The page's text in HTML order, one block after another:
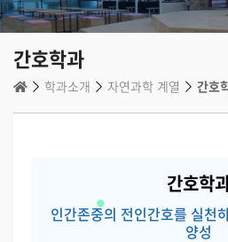
간호학과
학과소개 자연과학 계열 간호
간호학
인간존중의 전인간호를 실천
양성